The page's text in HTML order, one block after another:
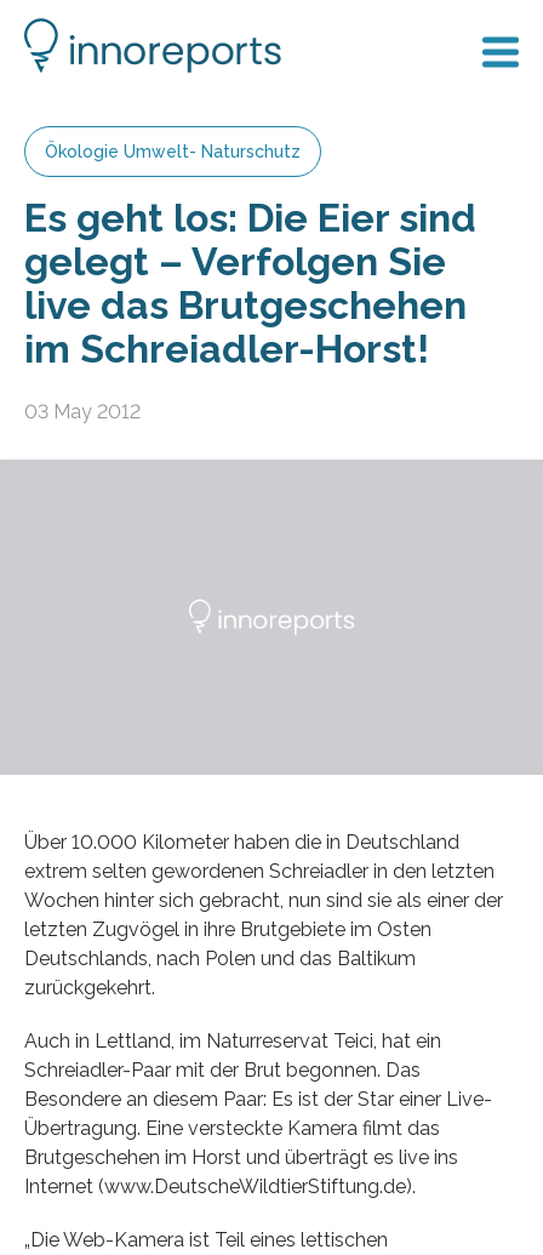
Ökologie Umwelt- Naturschutz
Es geht los: Die Eier sind
gelegt – Verfolgen Sie
live das Brutgeschehen
im Schreiadler-Horst!
03 May 2012
Über 10.000 Kilometer haben die in Deutschland
extrem selten gewordenen Schreiadler in den letzten
Wochen hinter sich gebracht, nun sind sie als einer der
letzten Zugvögel in ihre Brutgebiete im Osten
Deutschlands, nach Polen und das Baltikum
zurückgekehrt.
Auch in Lettland, im Naturreservat Teici, hat ein
Schreiadler-Paar mit der Brut begonnen. Das
Besondere an diesem Paar: Es ist der Star einer Live-
Übertragung. Eine versteckte Kamera filmt das
Brutgeschehen im Horst und überträgt es live ins
Internet (www.DeutscheWildtierStiftung.de).
„Die Web-Kamera ist Teil eines lettischen